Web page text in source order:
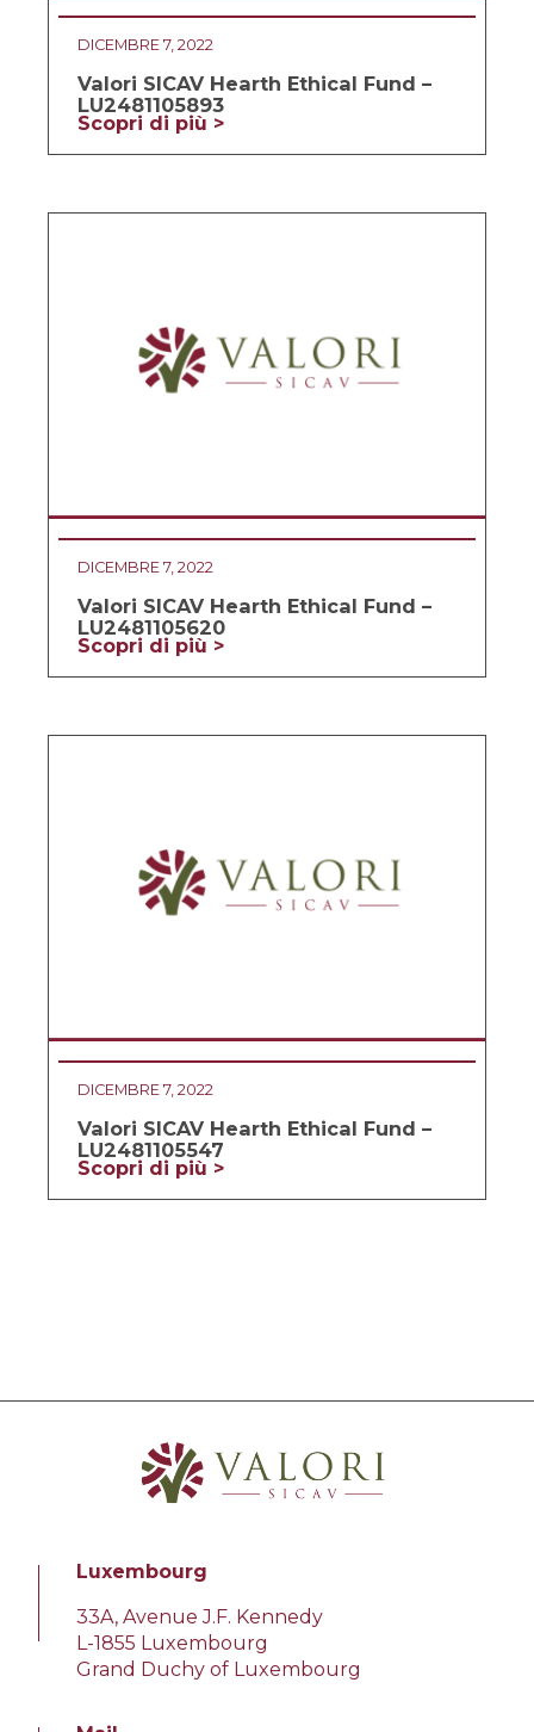
DICEMBRE 7, 2022
Valori SICAV Hearth Ethical Fund –
LU2481105893
Scopri di più >
DICEMBRE 7, 2022
Valori SICAV Hearth Ethical Fund –
LU2481105620
Scopri di più >
DICEMBRE 7, 2022
Valori SICAV Hearth Ethical Fund –
LU2481105547
Scopri di più >
Luxembourg
33A, Avenue J.F. Kennedy
L-1855 Luxembourg
Grand Duchy of Luxembourg